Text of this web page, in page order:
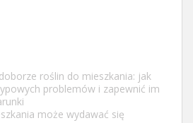
roślin do mieszkania: jak
problemów i zapewnić im
może wydawać się